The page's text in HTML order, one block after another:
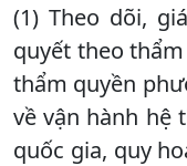
(1) Theo dõi,
quyết theo
thẩm quyền
về vận hành hệ
quốc gia, quy